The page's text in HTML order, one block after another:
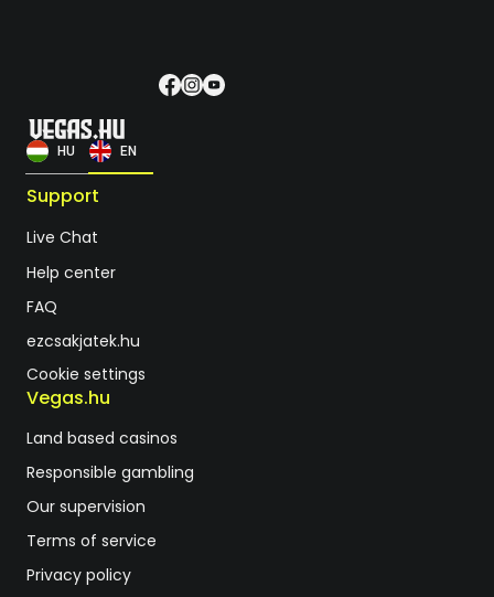
Support
Live Chat
Help center
FAQ
ezcsakjatek.hu
Cookie settings
Vegas.hu
Land based casinos
Responsible gambling
Our supervision
Terms of service
Privacy policy
HU EN